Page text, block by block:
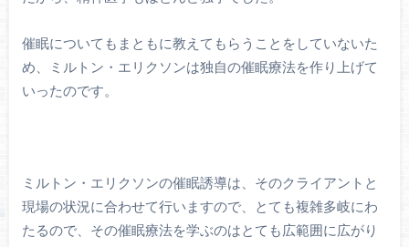
催眠についてもまともに教えてもらうことをしていないた
め、ミルトン・エリクソンは独自の催眠療法を作り上げて
いったのです。
ミルトン・エリクソンの催眠誘導は、そのクライアントと
現場の状況に合わせて行いますので、とても複雑多岐にわ
たるので、その催眠療法を学ぶのはとても広範囲に広がり